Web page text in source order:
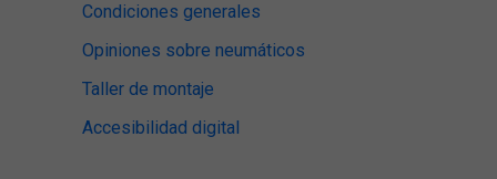
Condiciones generales
Opiniones sobre neumáticos
Taller de montaje
Accesibilidad digital